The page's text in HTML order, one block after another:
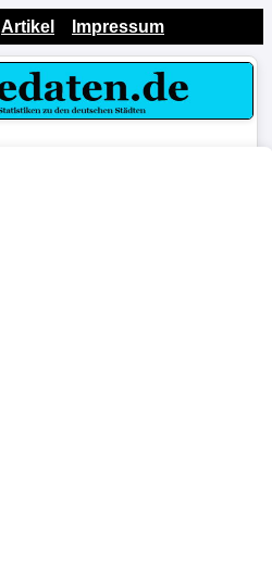
Artikel Impressum